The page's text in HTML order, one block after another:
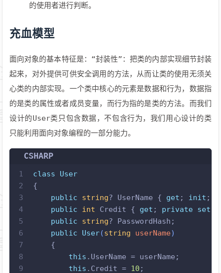
的使用者进行判断。
充血模型
面向对象的基本特征是：“封装性”：把类的内部实现细节封装
起来，对外提供可供安全调用的方法，从而让类的使用无须关
心类的内部实现。一个类中核心的元素是数据和行为，数据指
的是类的属性或者成员变量，而行为指的是类的方法。而我们
设计的User类只包含数据，不包含行为，我们用心设计的类
只能利用面向对象编程的一部分能力。
CSHARP
1
2
3
4
5
6
7
8
9
class
User
{
public
string? UserName { get ; init ; }
public
int Credit { get ; private set
public
string? PasswordHash;
public
User(string userName)
    {
this .UserName = userName;
this .Credit = 10 ;